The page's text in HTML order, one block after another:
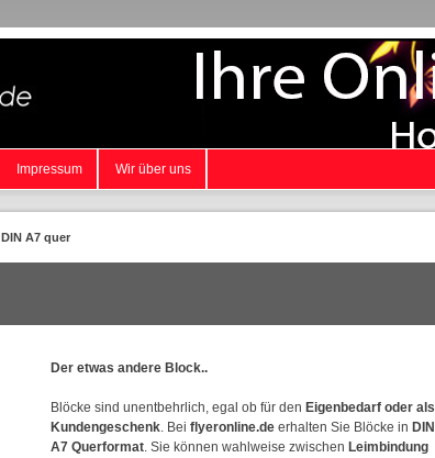
Impressum Wir über uns
DIN A7 quer
Der etwas andere Block..
Blöcke sind unentbehrlich, egal ob für den Eigenbedarf oder als
Kundengeschenk. Bei flyeronline.de erhalten Sie Blöcke in DIN
A7 Querformat. Sie können wahlweise zwischen Leimbindung